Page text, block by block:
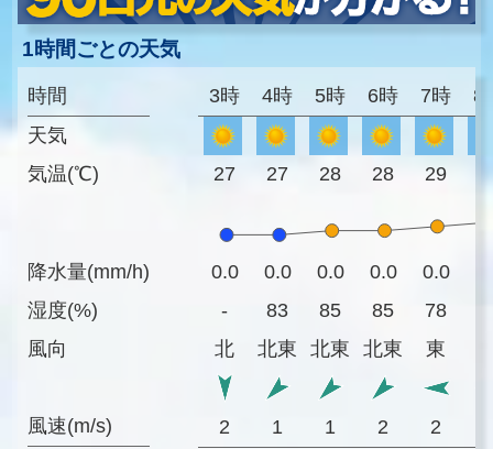
1時間ごとの天気
時間
天気
気温(℃)
降水量(mm/h)
湿度(%)
風向
風速(m/s)
3時 4時 5時 6時 7時 8
27 27 28 28 29
0.0 0.0 0.0 0.0 0.0
-
83 85 85 78
北
北東 北東 北東 東
2 1 1 2 2